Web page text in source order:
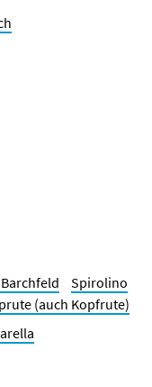
Barchfeld
Spirolino
(auch Kopfrute)